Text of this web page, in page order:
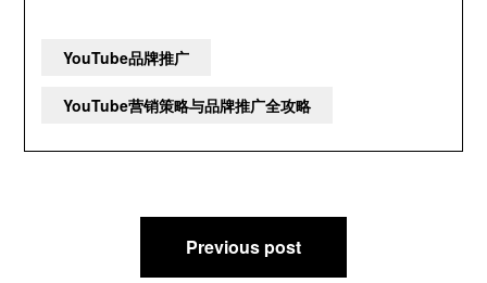
YouTube品牌推广
YouTube营销策略与品牌推广全攻略
Previous post